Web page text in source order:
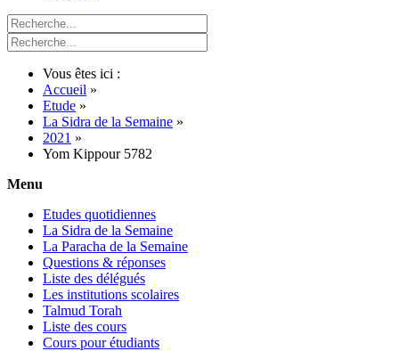
Vous êtes ici :
Accueil »
Etude »
La Sidra de la Semaine »
2021 »
Yom Kippour 5782
Menu
Etudes quotidiennes
La Sidra de la Semaine
La Paracha de la Semaine
Questions & réponses
Liste des délégués
Les institutions scolaires
Talmud Torah
Liste des cours
Cours pour étudiants